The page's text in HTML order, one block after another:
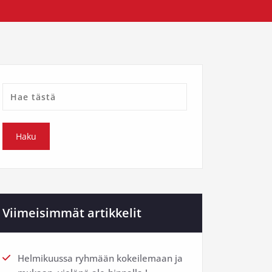
Viimeisimmät artikkelit
Helmikuussa ryhmään kokeilemaan ja